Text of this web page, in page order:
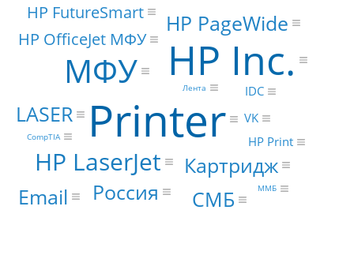
Printer
HP Inc.
МФУ
HP LaserJet Картридж
LASER
Email
HP PageWide
Россия СМБ
HP OfficeJet МФУ
HP FutureSmart
HP Print
VK
IDC
Лента
CompTIA
ММБ